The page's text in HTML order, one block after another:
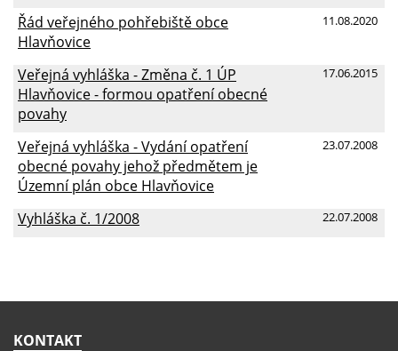
11.08.2020
Řád veřejného pohřebiště obce
Hlavňovice
17.06.2015
Veřejná vyhláška - Změna č. 1 ÚP
Hlavňovice - formou opatření obecné
povahy
23.07.2008
Veřejná vyhláška - Vydání opatření
obecné povahy jehož předmětem je
Územní plán obce Hlavňovice
22.07.2008
Vyhláška č. 1/2008
KONTAKT